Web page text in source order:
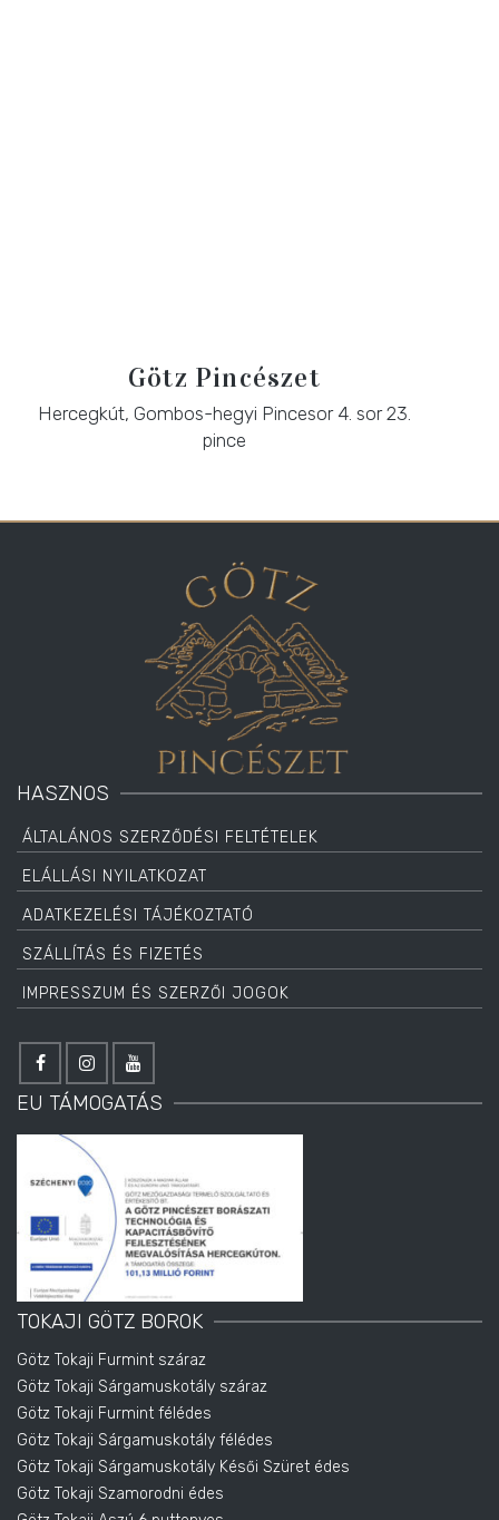
Götz Pincészet
Hercegkút, Gombos-hegyi Pincesor 4. sor 23.
pince
HASZNOS
ÁLTALÁNOS SZERZŐDÉSI FELTÉTELEK
ELÁLLÁSI NYILATKOZAT
ADATKEZELÉSI TÁJÉKOZTATÓ
SZÁLLÍTÁS ÉS FIZETÉS
IMPRESSZUM ÉS SZERZŐI JOGOK
EU TÁMOGATÁS
TOKAJI GÖTZ BOROK
Götz Tokaji Furmint száraz
Götz Tokaji Sárgamuskotály száraz
Götz Tokaji Furmint félédes
Götz Tokaji Sárgamuskotály félédes
Götz Tokaji Sárgamuskotály Késői Szüret édes
Götz Tokaji Szamorodni édes